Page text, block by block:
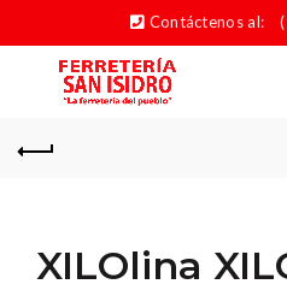
Contáctenos al:
XILOlina